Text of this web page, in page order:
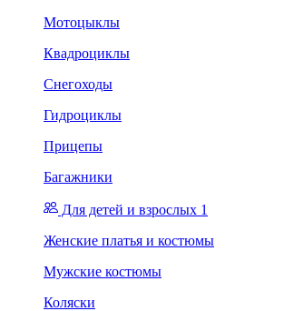
Мотоцыклы
Квадроциклы
Снегоходы
Гидроциклы
Прицепы
Багажники
Для детей и взрослых 1
Женские платья и костюмы
Мужские костюмы
Коляски